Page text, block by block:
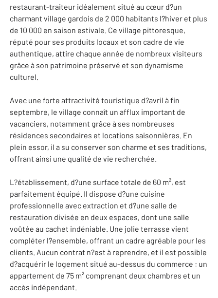
restaurant-traiteur idéalement situé au cœur d?un
charmant village gardois de 2 000 habitants l?hiver et plus
de 10 000 en saison estivale. Ce village pittoresque,
réputé pour ses produits locaux et son cadre de vie
authentique, attire chaque année de nombreux visiteurs
grâce à son patrimoine préservé et son dynamisme
culturel.
Avec une forte attractivité touristique d?avril à fin
septembre, le village connaît un afflux important de
vacanciers, notamment grâce à ses nombreuses
résidences secondaires et locations saisonnières. En
plein essor, il a su conserver son charme et ses traditions,
offrant ainsi une qualité de vie recherchée.
L?établissement, d?une surface totale de 60 m², est
parfaitement équipé. Il dispose d?une cuisine
professionnelle avec extraction et d?une salle de
restauration divisée en deux espaces, dont une salle
voûtée au cachet indéniable. Une jolie terrasse vient
compléter l?ensemble, offrant un cadre agréable pour les
clients. Aucun contrat n?est à reprendre, et il est possible
d?acquérir le logement situé au-dessus du commerce : un
appartement de 75 m² comprenant deux chambres et un
accès indépendant.